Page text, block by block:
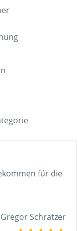
für die
Gregor Schratzer